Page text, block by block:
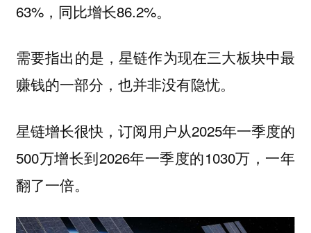
63%，同比增长86.2%。
需要指出的是，星链作为现在三大板块中最
赚钱的一部分，也并非没有隐忧。
星链增长很快，订阅用户从2025年一季度的
500万增长到2026年一季度的1030万，一年
翻了一倍。